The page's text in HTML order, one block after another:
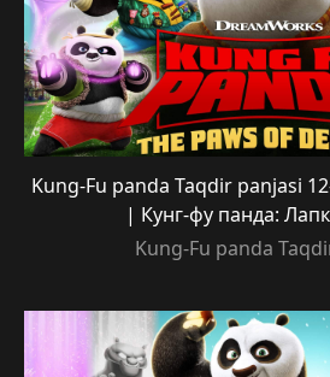
Kung-Fu panda Taqdir panjasi
| Кунг-фу панда:
Kung-Fu panda